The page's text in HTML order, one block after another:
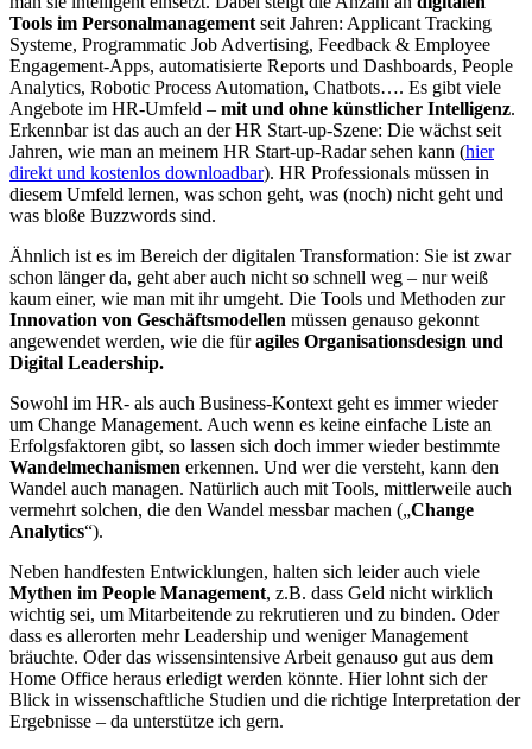
Tools im Personalmanagement seit Jahren: Applicant Tracking
Systeme, Programmatic Job Advertising, Feedback & Employee
Engagement-Apps, automatisierte Reports und Dashboards, People
Analytics, Robotic Process Automation, Chatbots…. Es gibt viele
Angebote im HR-Umfeld – mit und ohne künstlicher Intelligenz.
Erkennbar ist das auch an der HR Start-up-Szene: Die wächst seit
Jahren, wie man an meinem HR Start-up-Radar sehen kann (hier
direkt und kostenlos downloadbar). HR Professionals müssen in
diesem Umfeld lernen, was schon geht, was (noch) nicht geht und
was bloße Buzzwords sind.
Ähnlich ist es im Bereich der digitalen Transformation: Sie ist zwar
schon länger da, geht aber auch nicht so schnell weg – nur weiß
kaum einer, wie man mit ihr umgeht. Die Tools und Methoden zur
Innovation von Geschäftsmodellen müssen genauso gekonnt
angewendet werden, wie die füragiles Organisationsdesign und
Digital Leadership.
Sowohl im HR- als auch Business-Kontext geht es immer wieder
um Change Management. Auch wenn es keine einfache Liste an
Erfolgsfaktoren gibt, so lassen sich doch immer wieder bestimmte
Wandelmechanismen erkennen. Und wer die versteht, kann den
Wandel auch managen. Natürlich auch mit Tools, mittlerweile auch
vermehrt solchen, die den Wandel messbar machen („Change
Analytics“).
Neben handfesten Entwicklungen, halten sich leider auch viele
Mythen im People Management, z.B. dass Geld nicht wirklich
wichtig sei, um Mitarbeitende zu rekrutieren und zu binden. Oder
dass es allerorten mehr Leadership und weniger Management
bräuchte. Oder das wissensintensive Arbeit genauso gut aus dem
Home Office heraus erledigt werden könnte. Hier lohnt sich der
Blick in wissenschaftliche Studien und die richtige Interpretation der
Ergebnisse – da unterstütze ich gern.